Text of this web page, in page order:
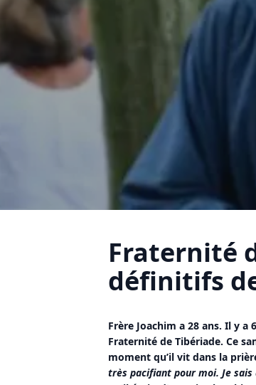
Fraternité
définitifs
Frère Joachim a 28 ans. Il y
Fraternité de Tibériade. Ce
moment qu’il vit dans la
très pacifiant pour moi. Je sais